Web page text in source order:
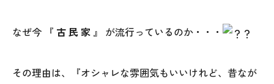
各種事業
なぜ今 『 古 民 家 』 が流行っているのか・・・
その理由は、『オシャレな雰囲気もいいけれど、昔なが